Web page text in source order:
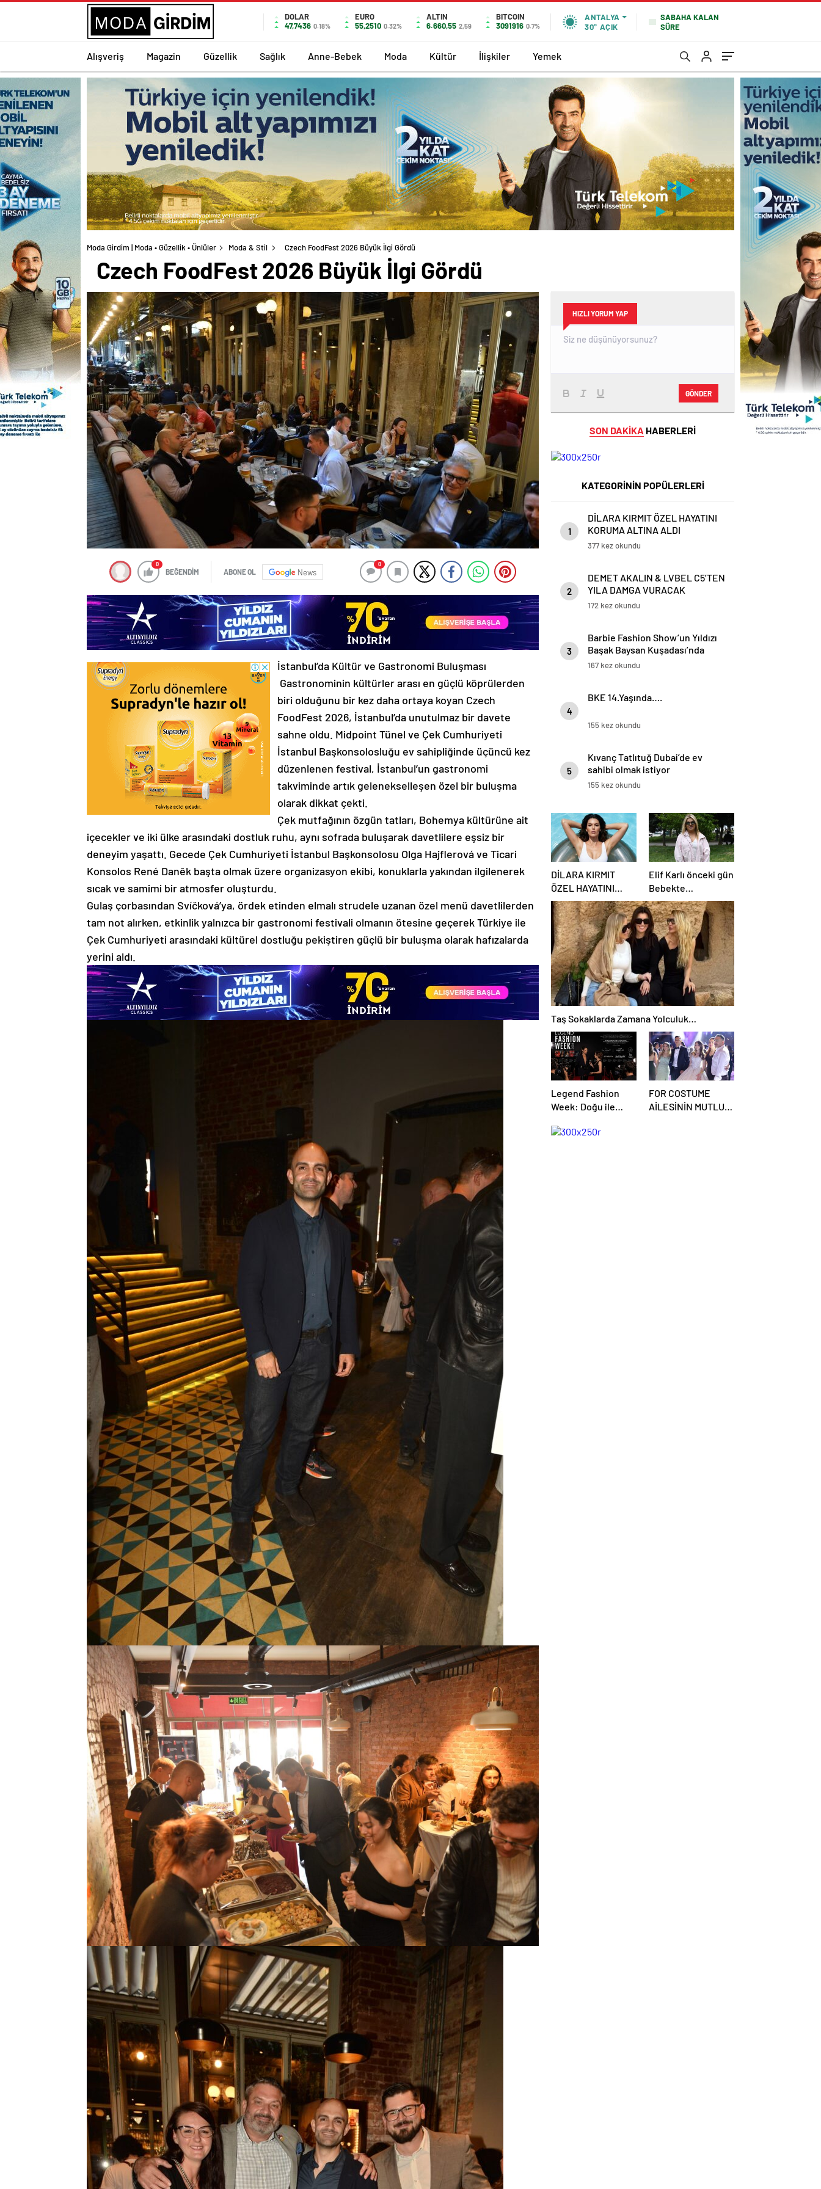
DOLAR
47,7436 0.18%
EURO
55,2510 0.32%
ALTIN
6.660,55 2,59
BITCOIN
3091916 0.7%
ANTALYA
30° AÇIK
SABAHA KALAN
SÜRE
Alışveriş Magazin Güzellik Sağlık Anne-Bebek Moda Kültür İlişkiler Yemek
Moda Girdim | Moda • Güzellik • Ünlüler Moda & Stil Czech FoodFest 2026 Büyük İlgi Gördü
Czech FoodFest 2026 Büyük İlgi Gördü
0
BEĞENDİM ABONE OL News
0
İstanbul’da Kültür ve Gastronomi Buluşması
Gastronominin kültürler arası en güçlü köprülerden
biri olduğunu bir kez daha ortaya koyan Czech
FoodFest 2026, İstanbul’da unutulmaz bir davete
sahne oldu. Midpoint Tünel ve Çek Cumhuriyeti
İstanbul Başkonsolosluğu ev sahipliğinde üçüncü kez
düzenlenen festival, İstanbul’un gastronomi
takviminde artık gelenekselleşen özel bir buluşma
olarak dikkat çekti.
Çek mutfağının özgün tatları, Bohemya kültürüne ait
içecekler ve iki ülke arasındaki dostluk ruhu, aynı sofrada buluşarak davetlilere eşsiz bir
deneyim yaşattı. Gecede Çek Cumhuriyeti İstanbul Başkonsolosu Olga Hajflerová ve Ticari
Konsolos René Daněk başta olmak üzere organizasyon ekibi, konuklarla yakından ilgilenerek
sıcak ve samimi bir atmosfer oluşturdu.
Gulaş çorbasından Svíčková’ya, ördek etinden elmalı strudele uzanan özel menü davetlilerden
tam not alırken, etkinlik yalnızca bir gastronomi festivali olmanın ötesine geçerek Türkiye ile
Çek Cumhuriyeti arasındaki kültürel dostluğu pekiştiren güçlü bir buluşma olarak hafızalarda
yerini aldı.
HIZLI YORUM YAP
GÖNDER
SON DAKİKA HABERLERİ
KATEGORİNİN POPÜLERLERİ
1
DİLARA KIRMIT ÖZEL HAYATINI
KORUMA ALTINA ALDI
377 kez okundu
2
DEMET AKALIN & LVBEL C5’TEN
YILA DAMGA VURACAK
SÜRPRİZ!
172 kez okundu
3
Barbie Fashion Show’un Yıldızı
Başak Baysan Kuşadası’nda
Parladı
167 kez okundu
4
BKE 14.Yaşında….
155 kez okundu
5
Kıvanç Tatlıtuğ Dubai’de ev
sahibi olmak istiyor
155 kez okundu
DİLARA KIRMIT
ÖZEL HAYATINI
KORUMA ALTINA
ALDI
Elif Karlı önceki gün
Bebekte
görüntülendi.
Taş Sokaklarda Zamana Yolculuk…
Legend Fashion
Week: Doğu ile
Uluslararası Moda
FOR COSTUME
AİLESİNİN MUTLU